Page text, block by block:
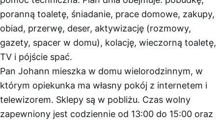
poranną toaletę, śniadanie, prace domowe, zakupy,
obiad, przerwę, deser, aktywizację (rozmowy,
gazety, spacer w domu), kolację, wieczorną toaletę,
TV i pójście spać.
Pan Johann mieszka w domu wielorodzinnym, w
którym opiekunka ma własny pokój z internetem i
telewizorem. Sklepy są w pobliżu. Czas wolny
zapewniony jest codziennie od 13:00 do 15:00 oraz